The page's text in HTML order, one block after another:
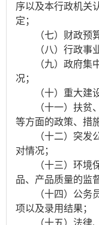
序以及本行政机关
定；
（七）财政预算
（八）行政事业
（九）政府集中
况；
（十）重大建设
（十一）扶贫、
等方面的政策、措
（十二）突发公
对情况；
（十三）环境保
品、产品质量的监
（十四）公务员
项以及录用结果；
（十五）法律、